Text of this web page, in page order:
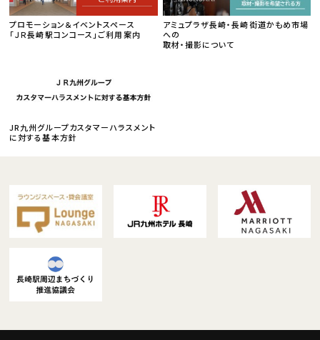
プロモーション＆イベントスペース
「ＪＲ長崎駅コンコース」ご利用案内
アミュプラザ長崎・長崎街道かもめ市場
への
取材・撮影について
JR九州グループカスタマーハラスメント
に対する基本方針